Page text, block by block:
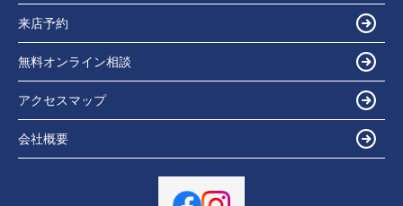
来店予約
無料オンライン相談
アクセスマップ
会社概要